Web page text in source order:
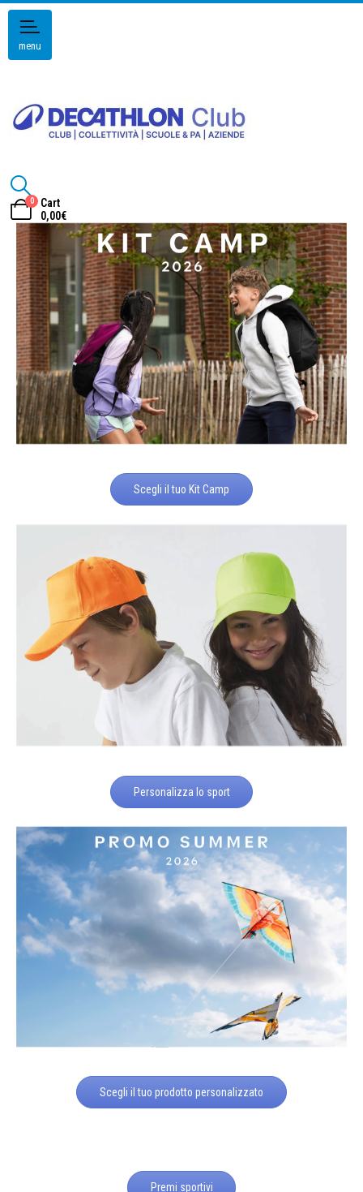
menu
0
Cart
0,00€
Scegli il tuo Kit Camp
Personalizza lo sport
Scegli il tuo prodotto personalizzato
Premi sportivi